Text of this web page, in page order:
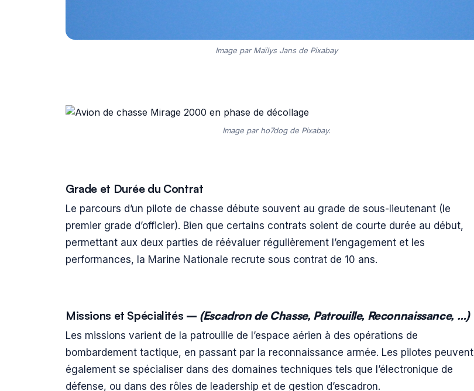
Image par Maïlys Jans de Pixabay
Image par ho7dog de Pixabay.
Grade et Durée du Contrat
Le parcours d’un pilote de chasse débute souvent au grade de sous-lieutenant (le
premier grade d’officier). Bien que certains contrats soient de courte durée au début,
permettant aux deux parties de réévaluer régulièrement l’engagement et les
performances, la Marine Nationale recrute sous contrat de 10 ans.
Missions et Spécialités – (Escadron de Chasse, Patrouille, Reconnaissance, …)
Les missions varient de la patrouille de l’espace aérien à des opérations de
bombardement tactique, en passant par la reconnaissance armée. Les pilotes peuvent
également se spécialiser dans des domaines techniques tels que l’électronique de
défense, ou dans des rôles de leadership et de gestion d’escadron.